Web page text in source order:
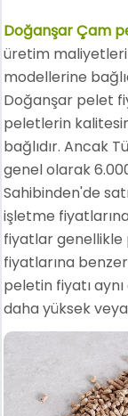
Doğanşar Çam
üretim
modellerine
Doğanşar pelet
peletlerin
bağlıdır. Ancak
genel olarak
Sahibinden'de
işletme
fiyatlar genellikle
fiyatlarına
peletin fiyatı
daha yüksek